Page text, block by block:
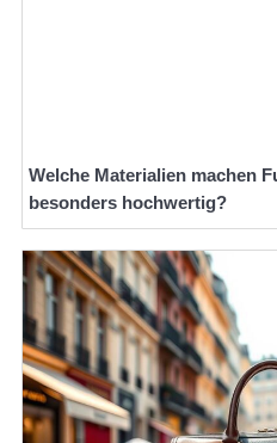
Welche Materialien machen
besonders hochwertig?